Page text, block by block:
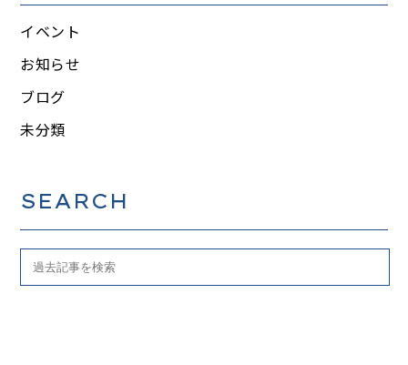
イベント
お知らせ
ブログ
未分類
SEARCH